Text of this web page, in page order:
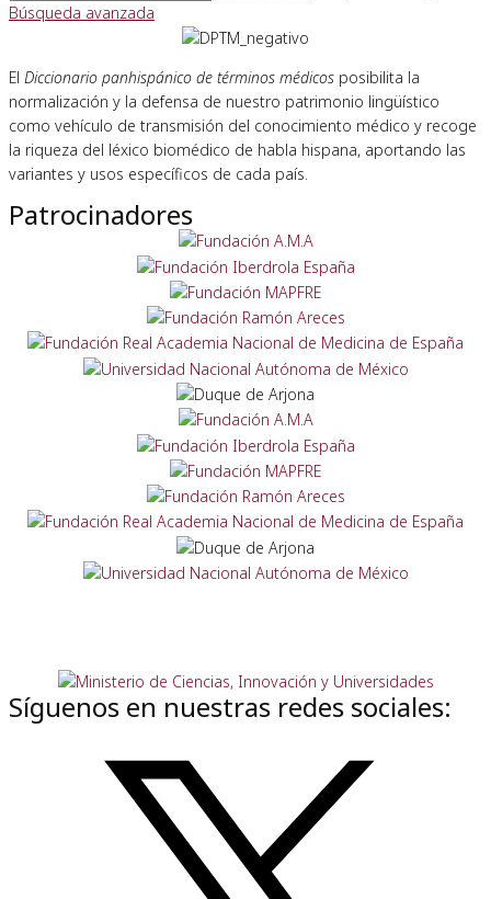
Búsqueda avanzada
El Diccionario panhispánico de términos médicos posibilita la
normalización y la defensa de nuestro patrimonio lingüístico
como vehículo de transmisión del conocimiento médico y recoge
la riqueza del léxico biomédico de habla hispana, aportando las
variantes y usos específicos de cada país.
Patrocinadores
Síguenos en nuestras redes sociales: